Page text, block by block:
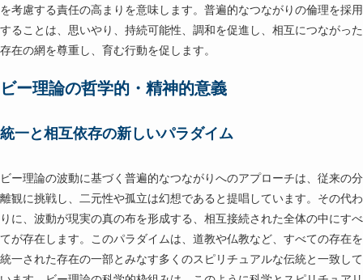
を考慮する責任の高まりを意味します。普遍的なつながりの倫理を採用
することは、思いやり、持続可能性、調和を促進し、相互につながった
存在の網を尊重し、育む行動を促します。
ビー理論の哲学的・精神的意義
統一と相互依存の新しいパラダイム
ビー理論の波動に基づく普遍的なつながりへのアプローチは、従来の分
離観に挑戦し、二元性や孤立は幻想であると提唱しています。その代わ
りに、波動が現実の真の布を形成する、相互接続された全体の中にすべ
てが存在します。このパラダイムは、道教や仏教など、すべての存在を
統一された存在の一部とみなす多くのスピリチュアルな伝統と一致して